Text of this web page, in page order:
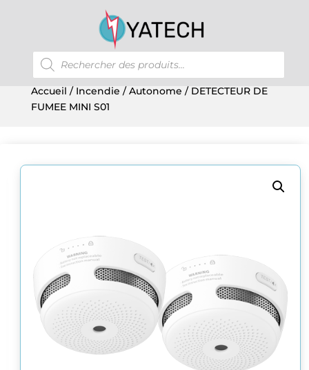
Recherche
de
produits
Accueil / Incendie /Autonome / DETECTEUR DE
FUMEE MINI S01